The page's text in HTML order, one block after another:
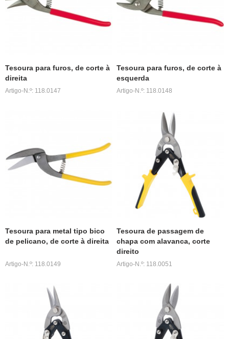
Tesoura para furos, de corte à
direita
Artigo-N.º: 118.0147
Tesoura para furos, de corte à
esquerda
Artigo-N.º: 118.0148
Tesoura para metal tipo bico
de pelicano, de corte à direita
Artigo-N.º: 118.0149
Tesoura de passagem de
chapa com alavanca, corte
direito
Artigo-N.º: 118.0051